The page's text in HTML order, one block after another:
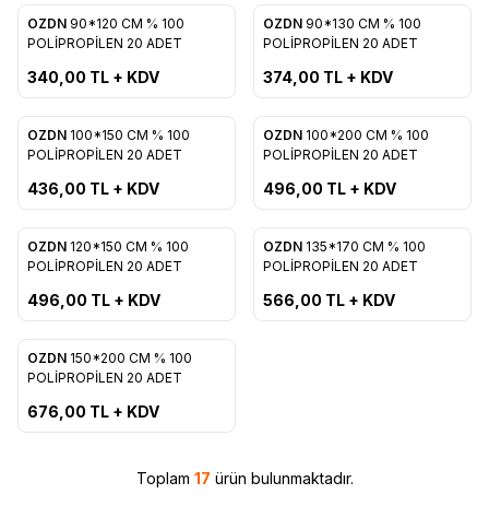
Favorilere Ekle
OZDN 90*120 CM % 100
POLİPROPİLEN 20 ADET
340,00 TL + KDV
Favorilere Ekle
OZDN 90*130 CM % 100
POLİPROPİLEN 20 ADET
374,00 TL + KDV
Favorilere Ekle
OZDN 100*150 CM % 100
POLİPROPİLEN 20 ADET
436,00 TL + KDV
Favorilere Ekle
OZDN 100*200 CM % 100
POLİPROPİLEN 20 ADET
496,00 TL + KDV
Favorilere Ekle
OZDN 120*150 CM % 100
POLİPROPİLEN 20 ADET
496,00 TL + KDV
Favorilere Ekle
OZDN 135*170 CM % 100
POLİPROPİLEN 20 ADET
566,00 TL + KDV
Favorilere Ekle
OZDN 150*200 CM % 100
POLİPROPİLEN 20 ADET
676,00 TL + KDV
Toplam 17 ürün bulunmaktadır.